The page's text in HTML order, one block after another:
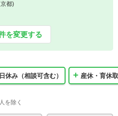
都)
を変更する
休み（相談可含む） 産休・育休
を除く